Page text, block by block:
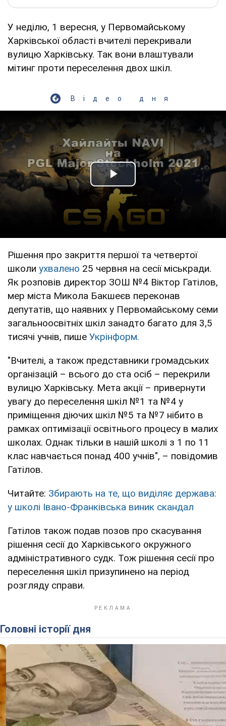
У неділю, 1 вересня, у Первомайському
Харківської області вчителі перекривали
вулицю Харківську. Так вони влаштували
мітинг проти переселення двох шкіл.
Відео дня
Play Video
Рішення про закриття першої та четвертої
школи ухвалено 25 червня на сесії міськради.
Як розповів директор ЗОШ №4 Віктор Гатілов,
мер міста Микола Бакшеєв переконав
депутатів, що наявних у Первомайському семи
загальноосвітніх шкіл занадто багато для 3,5
тисячі учнів, пише Укрінформ.
"Вчителі, а також представники громадських
організацій – всього до ста осіб – перекрили
вулицю Харківську. Мета акції – привернути
увагу до переселення шкіл №1 та №4 у
приміщення діючих шкіл №5 та №7 нібито в
рамках оптимізації освітнього процесу в малих
школах. Однак тільки в нашій школі з 1 по 11
клас навчається понад 400 учнів", – повідомив
Гатілов.
Читайте: Збирають на те, що виділяє держава:
у школі Івано-Франківська виник скандал
Гатілов також подав позов про скасування
рішення сесії до Харківського окружного
адміністративного судк. Тож рішення сесії про
переселення шкіл призупинено на період
розгляду справи.
Головні історії дня